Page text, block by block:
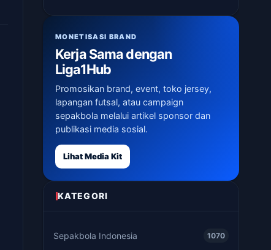
MONETISASI BRAND
Kerja Sama dengan
Liga1Hub
Promosikan brand, event, toko jersey,
lapangan futsal, atau campaign
sepakbola melalui artikel sponsor dan
publikasi media sosial.
Lihat Media Kit
KATEGORI
Sepakbola Indonesia 1070